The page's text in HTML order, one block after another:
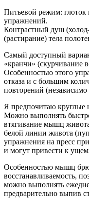
Питьевой режим: глоток
упражнений.
Контрастный душ
(растирание) тела
Самый доступный
«кранчи» (скурчивание
Особенностью этого
отказа и с большим
повторений
Я предпочитаю
Можно выполнять
втягивание мышц
белой линии живота
упражнения на пресс
и могут привести к
Особенностью мышц
восстанавливаемость,
можно выполнять
предварительно выпив